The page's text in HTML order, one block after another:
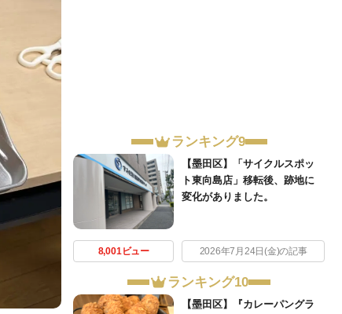
ランキング9
【墨田区】「サイクルスポッ
ト東向島店」移転後、跡地に
変化がありました。
8,001ビュー 2026年7月24日(金)の記事
ランキング10
【墨田区】『カレーパングラ